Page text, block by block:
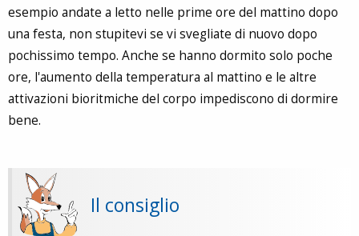
esempio andate a letto nelle prime ore del mattino dopo
una festa, non stupitevi se vi svegliate di nuovo dopo
pochissimo tempo. Anche se hanno dormito solo poche
ore, l'aumento della temperatura al mattino e le altre
attivazioni bioritmiche del corpo impediscono di dormire
bene.
Il consiglio